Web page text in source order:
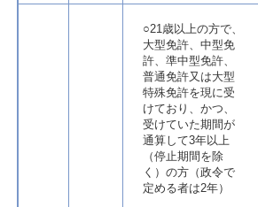
○21歳以上の方で、
大型免許、中型免
許、準中型免許、
普通免許又は大型
特殊免許を現に受
けており、かつ、
受けていた期間が
通算して3年以上
（停止期間を除
く）の方（政令で
定める者は2年）